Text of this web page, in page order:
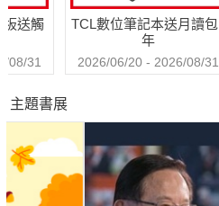
TCL數位筆記本送月讀包1
2026/06/20 - 2026/08/31
主題書展